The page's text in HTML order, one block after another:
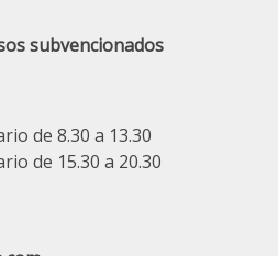
subvencionados
de 8.30 a 13.30
de 15.30 a 20.30